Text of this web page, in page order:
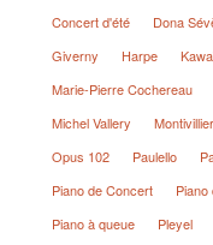
Concert d'été
Dona
Giverny
Harpe
Marie-Pierre Cochereau
Michel Vallery
Opus 102
Paulello
Piano de Concert
Piano
Piano à queue
Pleyel